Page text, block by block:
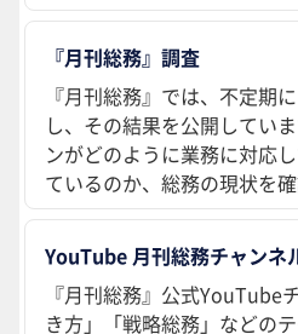
『月刊総務』調査
『月刊総務』では、不定期
し、その結果を公開してい
ンがどのように業務に対応
ているのか、総務の現状を
YouTube 月刊総務チャンネ
『月刊総務』公式
き方」「戦略総務」などの